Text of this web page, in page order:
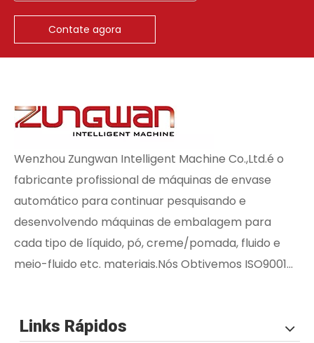
Contate agora
Wenzhou Zungwan Intelligent Machine Co.,Ltd.é o
fabricante profissional de máquinas de envase
automático para continuar pesquisando e
desenvolvendo máquinas de embalagem para
cada tipo de líquido, pó, creme/pomada, fluido e
meio-fluido etc. materiais.Nós Obtivemos ISO9001...
Links Rápidos